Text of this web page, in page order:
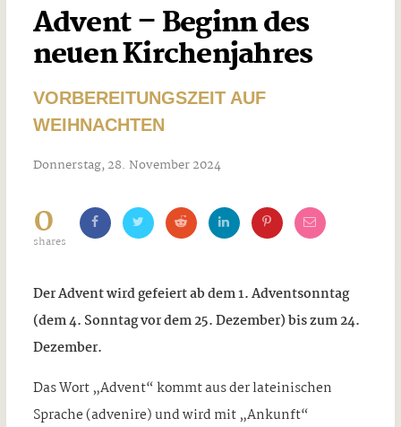
Advent – Beginn des
neuen Kirchenjahres
VORBEREITUNGSZEIT AUF
WEIHNACHTEN
Donnerstag, 28. November 2024
0
shares
Der Advent wird gefeiert ab dem 1. Adventsonntag
(dem 4. Sonntag vor dem 25. Dezember) bis zum 24.
Dezember.
Das Wort „Advent“ kommt aus der lateinischen
Sprache (advenire) und wird mit „Ankunft“